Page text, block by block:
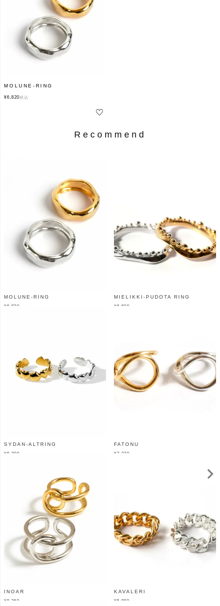
MOLUNE-RING
¥6,820税込
Recommend
MOLUNE-RING
¥6,820
MIELIKKI-PUDOTA RING
¥6,600
SYDAN-ALTRING
¥6,200
FATONU
¥7,370
INOAR
¥8,360
KAVALERI
¥5,980